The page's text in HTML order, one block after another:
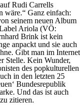
Rudi Carrells
wäre.“ Ganz einfach:
seinem neuen Album
Ariola (VÖ:
Brink ist kein
anpackt und sie auch
Gibt man im Internet
Stelle. Kein Wunder,
des popkulturellen
in den letzten 25
Bundesrepublik
Und das ist auch
zitieren.